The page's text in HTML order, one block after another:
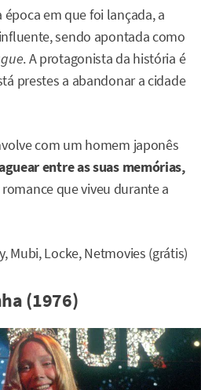
em que foi lançada, a
sendo apontada como
. A protagonista da história é
prestes a abandonar a cidade
com um homem japonês
entre as suas memórias,
que viveu durante a
Mubi, Locke, Netmovies (grátis)
(1976)